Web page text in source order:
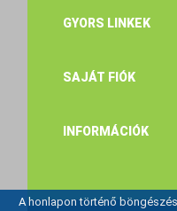
GYORS LINKEK
SAJÁT FIÓK
INFORMÁCIÓK
A honlapon történő